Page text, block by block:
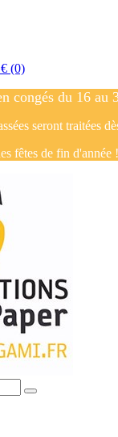
(0)
congés du 16 au
seront traitées
fêtes de fin d'année !